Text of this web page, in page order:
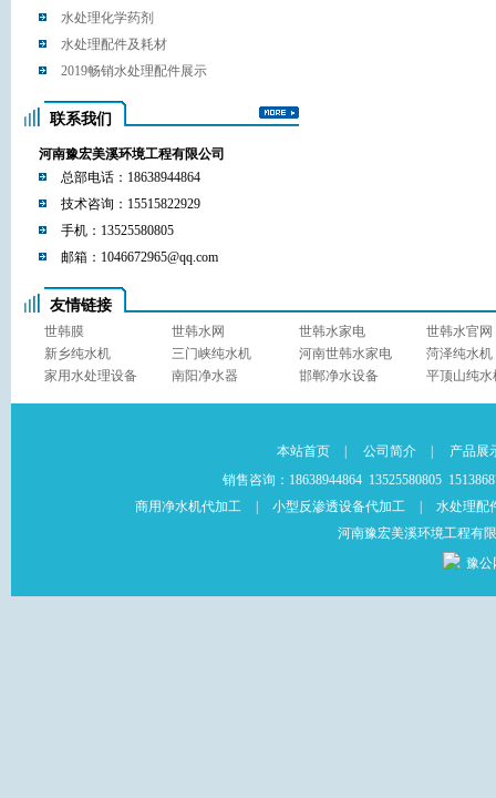
水处理化学药剂
水处理配件及耗材
2019畅销水处理配件展示
联系我们
河南豫宏美溪环境工程有限公司
总部电话：18638944864
技术咨询：15515822929
手机：13525580805
邮箱：1046672965@qq.com
友情链接
世韩膜 世韩水网 世韩水家电
世韩水官网
新乡纯水机
三门峡纯水机 河南世韩水家电
菏泽纯水机
家用水处理设备
南阳净水器 邯郸净水设备 平顶山纯水
本站首页 公司简介
产品展
销售咨询：18638944864 13525580805
商用净水机代加工
小型反渗透设备代加工
水处理配
河南豫宏美溪环境工程有
豫公